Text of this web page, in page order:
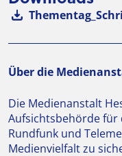
Über die
Die Medienanstalt
Aufsichtsbehörde für
Rundfunk und
Medienvielfalt zu